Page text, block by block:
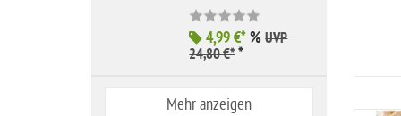
4,99 €*% UVP
24,80 €**
Mehr anzeigen